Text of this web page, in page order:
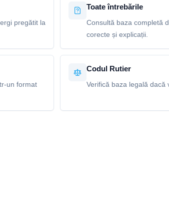
pregătit la
Toate întrebările
Consultă baza completă
corecte și explicații.
un format
Codul Rutier
Verifică baza legală dacă